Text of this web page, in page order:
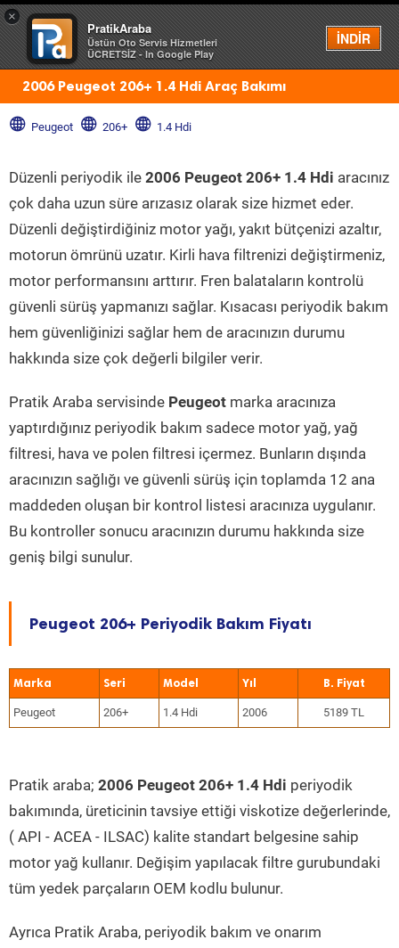
×
PratikAraba
Üstün Oto Servis Hizmetleri
ÜCRETSİZ - In Google Play
İNDİR
Menü
2006 Peugeot 206+ 1.4 Hdi Araç Bakımı
Peugeot 206+ 1.4 Hdi
Düzenli periyodik ile 2006 Peugeot 206+ 1.4 Hdi aracınız
çok daha uzun süre arızasız olarak size hizmet eder.
Düzenli değiştirdiğiniz motor yağı, yakıt bütçenizi azaltır,
motorun ömrünü uzatır. Kirli hava filtrenizi değiştirmeniz,
motor performansını arttırır. Fren balataların kontrolü
güvenli sürüş yapmanızı sağlar. Kısacası periyodik bakım
hem güvenliğinizi sağlar hem de aracınızın durumu
hakkında size çok değerli bilgiler verir.
Pratik Araba servisinde Peugeot marka aracınıza
yaptırdığınız periyodik bakım sadece motor yağ, yağ
filtresi, hava ve polen filtresi içermez. Bunların dışında
aracınızın sağlığı ve güvenli sürüş için toplamda 12 ana
maddeden oluşan bir kontrol listesi aracınıza uygulanır.
Bu kontroller sonucu aracınızın durumu hakkında size
geniş bilgi sunulur.
Peugeot 206+ Periyodik Bakım Fiyatı
Marka Seri Model Yıl
Peugeot 206+ 1.4 Hdi 2006 5189 TL
Pratik araba; 2006 Peugeot 206+ 1.4 Hdi periyodik
bakımında, üreticinin tavsiye ettiği viskotize değerlerinde,
( API - ACEA - ILSAC) kalite standart belgesine sahip
motor yağ kullanır. Değişim yapılacak filtre gurubundaki
tüm yedek parçaların OEM kodlu bulunur.
Ayrıca Pratik Araba, periyodik bakım ve onarım